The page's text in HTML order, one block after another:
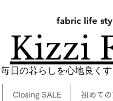
fabric life
Kizzi
毎日の暮らしを心地良く
Closing SALE 初めて